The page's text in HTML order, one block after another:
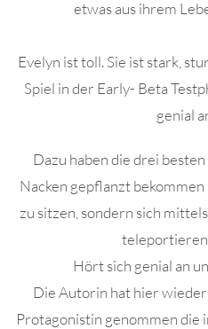
etwas aus ihrem
Evelyn ist toll. Sie ist stark,
Spiel in der Early- Beta
genial
Dazu haben die drei
Nacken gepflanzt
zu sitzen, sondern sich
teleportieren
Hört sich genial an
Die Autorin hat hier
Protagonistin genommen